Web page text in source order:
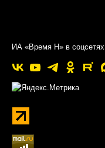
ИА «Время Н» в соцсетях